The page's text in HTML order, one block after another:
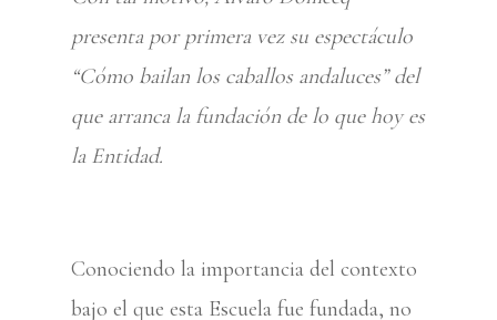
presenta por primera vez su espectáculo
“Cómo bailan los caballos andaluces” del
que arranca la fundación de lo que hoy es
la Entidad.
Conociendo la importancia del contexto
bajo el que esta Escuela fue fundada, no